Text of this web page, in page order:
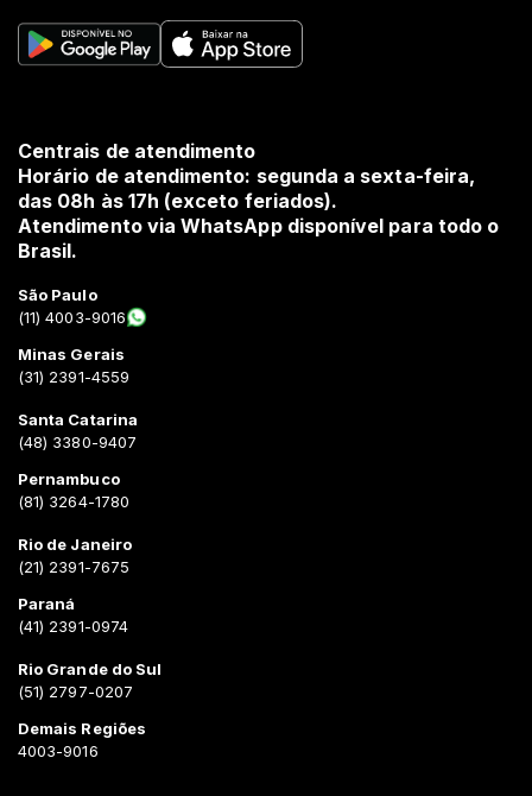
Centrais de atendimento
Horário de atendimento: segunda a sexta-feira,
das 08h às 17h (exceto feriados).
Atendimento via WhatsApp disponível para todo o
Brasil.
São Paulo
(11) 4003-9016
Minas Gerais
(31) 2391-4559
Santa Catarina
(48) 3380-9407
Pernambuco
(81) 3264-1780
Rio de Janeiro
(21) 2391-7675
Paraná
(41) 2391-0974
Rio Grande do Sul
(51) 2797-0207
Demais Regiões
4003-9016